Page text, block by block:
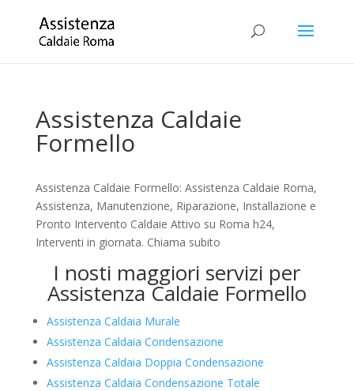
Assistenza Caldaie
Formello
Assistenza Caldaie Formello: Assistenza Caldaie Roma,
Assistenza, Manutenzione, Riparazione, Installazione e
Pronto Intervento Caldaie Attivo su Roma h24,
Interventi in giornata. Chiama subito
I nosti maggiori servizi per
Assistenza Caldaie Formello
Assistenza Caldaia Murale
Assistenza Caldaia Condensazione
Assistenza Caldaia Doppia Condensazione
Assistenza Caldaia Condensazione Totale